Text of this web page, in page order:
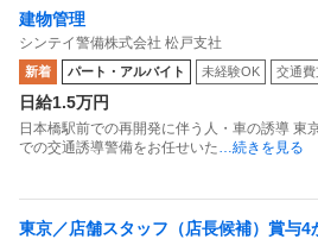
建物管理
シンテイ警備株式会社 松戸支社
新着 パート・アルバイト 未経験OK 交通費
日給1.5万円
日本橋駅前での再開発に伴う人・車の誘導 東
での交通誘導警備をお任せいた …続きを見る
東京／店舗スタッフ（店長候補）賞与4